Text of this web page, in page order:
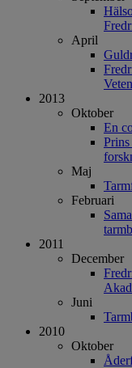
April
2013
Oktober
En
Maj
Februari
2011
December
Juni
2010
Oktober